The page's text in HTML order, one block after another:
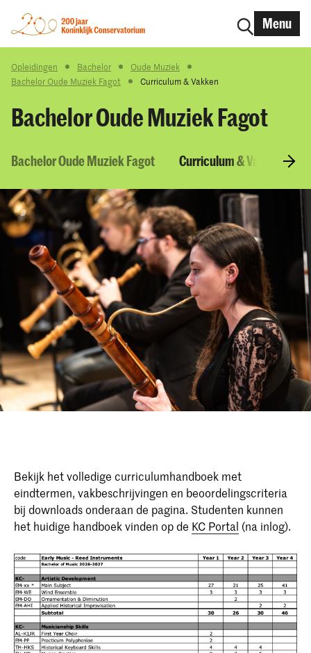
Menu
Opleidingen Bachelor
Oude Muziek
Bachelor Oude Muziek Fagot
Curriculum & Vakken
Bachelor Oude Muziek Fagot
Bachelor Oude Muziek Fagot Curriculum & Vakken
Bekijk het volledige curriculumhandboek met
eindtermen, vakbeschrijvingen en beoordelingscriteria
bij downloads onderaan de pagina. Studenten kunnen
het huidige handboek vinden op de KC Portal (na inlog).